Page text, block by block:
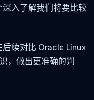
入了解我们将要比较
续对比 Oracle Linux
，做出更准确的判